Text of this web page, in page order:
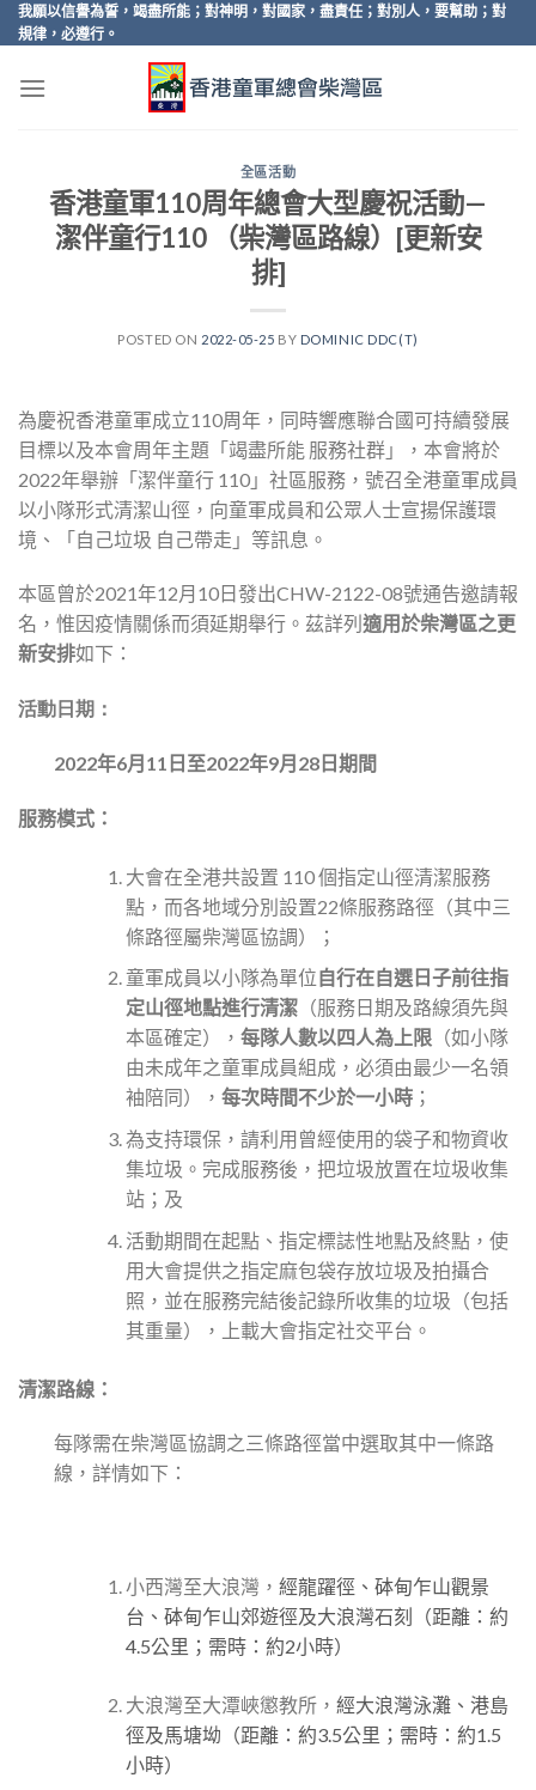
Skip
to
我願以信譽為誓，竭盡所能；對神明，對國家，盡責任；對別人，要幫助；對
規律，必遵行。
全區活動
香港童軍110周年總會大型慶祝活動—
潔伴童行110 （柴灣區路線）[更新安
排]
POSTED ON 2022-05-25 BY DOMINIC DDC(T)
為慶祝香港童軍成立110周年，同時響應聯合國可持續發展
目標以及本會周年主題「竭盡所能 服務社群」，本會將於
2022年舉辦「潔伴童行 110」社區服務，號召全港童軍成員
以小隊形式清潔山徑，向童軍成員和公眾人士宣揚保護環
境、「自己垃圾 自己帶走」等訊息。
本區曾於2021年12月10日發出CHW-2122-08號通告邀請報
名，惟因疫情關係而須延期舉行。茲詳列 適用於柴灣區之更
新安排如下：
活動日期：
2022年6月11日至2022年9月28日期間
服務模式：
大會在全港共設置 110 個指定山徑清潔服務
點，而各地域分別設置22條服務路徑（其中三
條路徑屬柴灣區協調）；
童軍成員以小隊為單位自行在自選日子前往指
定山徑地點進行清潔（服務日期及路線須先與
本區確定）， 每隊人數以四人為上限（如小隊
由未成年之童軍成員組成，必須由最少一名領
袖陪同）， 每次時間不少於一小時；
為支持環保，請利用曾經使用的袋子和物資收
集垃圾。完成服務後，把垃圾放置在垃圾收集
站；及
活動期間在起點、指定標誌性地點及終點，使
用大會提供之指定麻包袋存放垃圾及拍攝合
照 ， 並在服務完結後記錄所收集的垃圾 （包括
其重量）
，上載大會指定社交平台 。
清潔路線：
每隊需在柴灣區協調之三條路徑當中選取其中一條路
線，詳情如下：
小西灣至大浪灣， 經龍躍徑、砵甸乍山觀景
台、砵甸乍山郊遊徑及大浪灣石刻
（距離：約
4.5公里；需時：約2小時）
大浪灣至大潭峽懲教所， 經大浪灣泳灘、港島
徑及馬塘坳 （距離：約3.5公里；需時：約1.5
小時）